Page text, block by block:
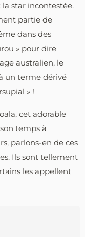
star incontestée.
partie de
dans des
» pour dire
australien, le
un terme dérivé
» !
cet adorable
temps à
parlons-en de ces
Ils sont tellement
les appellent